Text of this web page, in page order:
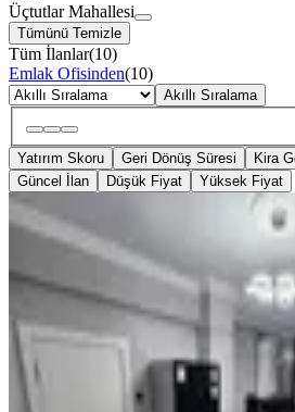
Üçtutlar Mahallesi
Tümünü Temizle
Tüm İlanlar(10)
Emlak Ofisinden(10)
Akıllı Sıralama
Yatırım Skoru Geri Dönüş Süresi Kira
Güncel İlan
Düşük Fiyat Yüksek Fiyat
KOMBİLİ
Muslu Emlaktan
Lüks Yapılı
Merkez, Üçtutlar
2+1·100 m² Yüksek
2.750.000 ₺